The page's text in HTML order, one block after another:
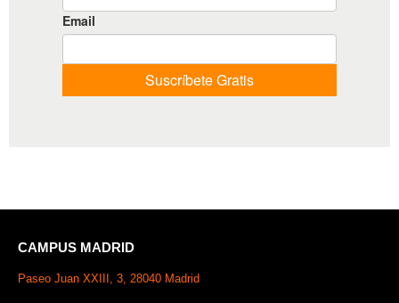
CAMPUS MADRID
Paseo Juan XXIII, 3, 28040 Madrid